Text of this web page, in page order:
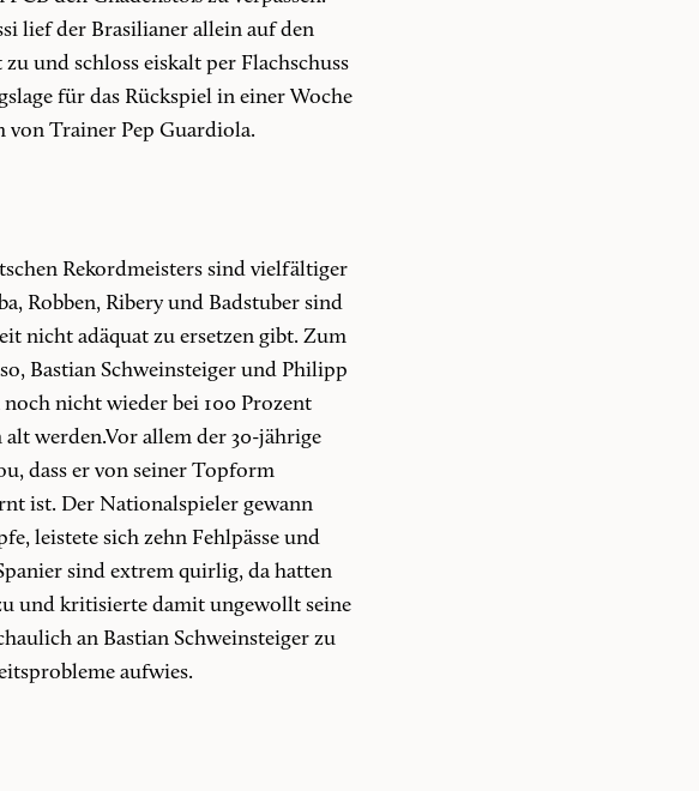
lief der Brasilianer allein auf den
und schloss eiskalt per Flachschuss
für das Rückspiel in einer Woche
von Trainer Pep Guardiola.
Rekordmeisters sind vielfältiger
Robben, Ribery und Badstuber sind
nicht adäquat zu ersetzen gibt. Zum
Bastian Schweinsteiger und Philipp
nicht wieder bei 100 Prozent
werden.Vor allem der 30-jährige
dass er von seiner Topform
ist. Der Nationalspieler gewann
leistete sich zehn Fehlpässe und
sind extrem quirlig, da hatten
und kritisierte damit ungewollt seine
an Bastian Schweinsteiger zu
aufwies.